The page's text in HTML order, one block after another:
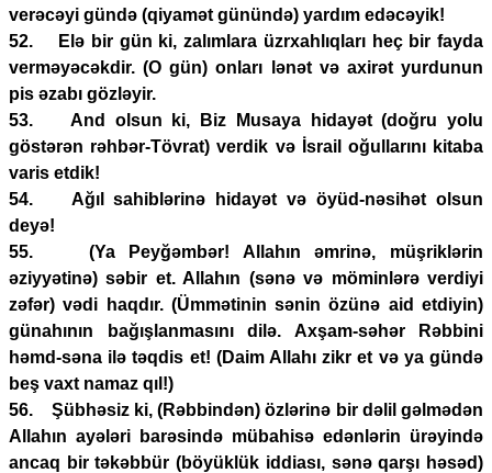
verəcəyi gündə (qiyamət günündə) yardım edəcəyik!
52. Elə bir gün ki, zalımlara üzrxahlıqları heç bir fayda
verməyəcəkdir. (O gün) onları lənət və axirət yurdunun
pis əzabı gözləyir.
53. And olsun ki, Biz Musaya hidayət (doğru yolu
göstərən rəhbər-Tövrat) verdik və İsrail oğullarını kitaba
varis etdik!
54. Ağıl sahiblərinə hidayət və öyüd-nəsihət olsun
deyə!
55. (Ya Peyğəmbər! Allahın əmrinə, müşriklərin
əziyyətinə) səbir et. Allahın (sənə və möminlərə verdiyi
zəfər) vədi haqdır. (Ümmətinin sənin özünə aid etdiyin)
günahının bağışlanmasını dilə. Axşam-səhər Rəbbini
həmd-səna ilə təqdis et! (Daim Allahı zikr et və ya gündə
beş vaxt namaz qıl!)
56. Şübhəsiz ki, (Rəbbindən) özlərinə bir dəlil gəlmədən
Allahın ayələri barəsində mübahisə edənlərin ürəyində
ancaq bir təkəbbür (böyüklük iddiası, sənə qarşı həsəd)